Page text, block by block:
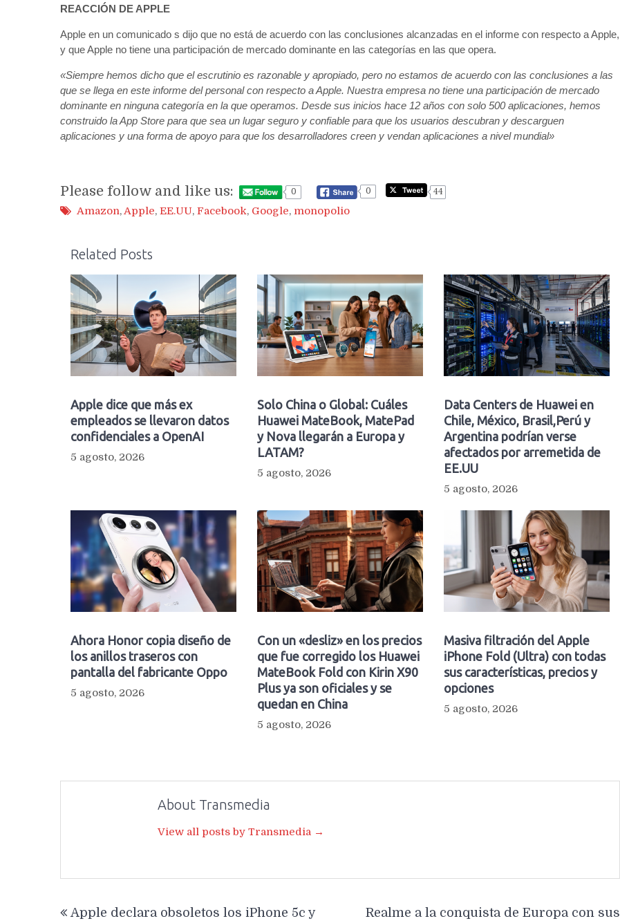
REACCIÓN DE APPLE
Apple en un comunicado s dijo que no está de acuerdo con las conclusiones alcanzadas en el informe con respecto a Apple,
y que Apple no tiene una participación de mercado dominante en las categorías en las que opera.
«Siempre hemos dicho que el escrutinio es razonable y apropiado, pero no estamos de acuerdo con las conclusiones a las
que se llega en este informe del personal con respecto a Apple. Nuestra empresa no tiene una participación de mercado
dominante en ninguna categoría en la que operamos. Desde sus inicios hace 12 años con solo 500 aplicaciones, hemos
construido la App Store para que sea un lugar seguro y confiable para que los usuarios descubran y descarguen
aplicaciones y una forma de apoyo para que los desarrolladores creen y vendan aplicaciones a nivel mundial»
Please follow and like us: 0 0 44
Amazon,Apple, EE.UU, Facebook, Google, monopolio
Related Posts
Apple dice que más ex
empleados se llevaron datos
confidenciales a OpenAI
5 agosto, 2026
Solo China o Global: Cuáles
Huawei MateBook, MatePad
y Nova llegarán a Europa y
LATAM?
5 agosto, 2026
Data Centers de Huawei en
Chile, México, Brasil,Perú y
Argentina podrían verse
afectados por arremetida de
EE.UU
5 agosto, 2026
Ahora Honor copia diseño de
los anillos traseros con
pantalla del fabricante Oppo
5 agosto, 2026
Con un «desliz» en los precios
que fue corregido los Huawei
MateBook Fold con Kirin X90
Plus ya son oficiales y se
quedan en China
5 agosto, 2026
Masiva filtración del Apple
iPhone Fold (Ultra) con todas
sus características, precios y
opciones
5 agosto, 2026
About Transmedia
View all posts by Transmedia →
Apple declara obsoletos los iPhone 5c y Realme a la conquista de Europa con sus